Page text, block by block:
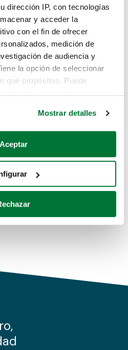
dirección IP, con tecnologías
y acceder la
con el fin de ofrecer
medición de
de audiencia y
la opción de seleccionar
qué propósitos. Puede
sobre su ubicación geográfica
analizándolo activamente
específicas (huellas
sobre cómo se procesan sus
haga del sitio web con
sociales, publicidad y análisis
Mostrar detalles
Aceptar
sabemos como
hasta aquí.
el coche que estás
estos enlaces: